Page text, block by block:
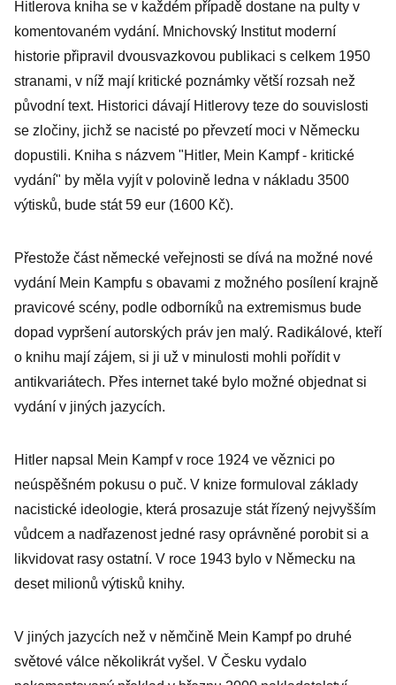
Hitlerova kniha se v každém případě dostane na pulty v
komentovaném vydání. Mnichovský Institut moderní
historie připravil dvousvazkovou publikaci s celkem 1950
stranami, v níž mají kritické poznámky větší rozsah než
původní text. Historici dávají Hitlerovy teze do souvislosti
se zločiny, jichž se nacisté po převzetí moci v Německu
dopustili. Kniha s názvem "Hitler, Mein Kampf - kritické
vydání" by měla vyjít v polovině ledna v nákladu 3500
výtisků, bude stát 59 eur (1600 Kč).
Přestože část německé veřejnosti se dívá na možné nové
vydání Mein Kampfu s obavami z možného posílení krajně
pravicové scény, podle odborníků na extremismus bude
dopad vypršení autorských práv jen malý. Radikálové, kteří
o knihu mají zájem, si ji už v minulosti mohli pořídit v
antikvariátech. Přes internet také bylo možné objednat si
vydání v jiných jazycích.
Hitler napsal Mein Kampf v roce 1924 ve věznici po
neúspěšném pokusu o puč. V knize formuloval základy
nacistické ideologie, která prosazuje stát řízený nejvyšším
vůdcem a nadřazenost jedné rasy oprávněné porobit si a
likvidovat rasy ostatní. V roce 1943 bylo v Německu na
deset milionů výtisků knihy.
V jiných jazycích než v němčině Mein Kampf po druhé
světové válce několikrát vyšel. V Česku vydalo